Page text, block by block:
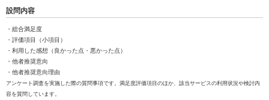
設問内容
・総合満足度
・評価項目（小項目）
・利用した感想（良かった点・悪かった点）
・他者推奨意向
・他者推奨意向理由
アンケート調査を実施した際の質問事項です。満足度評価項目のほか、該当サービスの利用状況や検討内
容を質問しています。